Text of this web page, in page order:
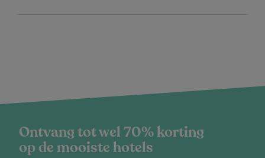
Ontvang tot wel 70% korting
op de mooiste hotels